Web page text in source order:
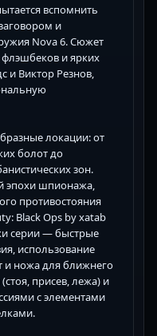
вспомнить
и
Nova 6. Сюжет
и ярких
и Виктор Резнов,
локации: от
болот до
зон.
эпохи шпионажа,
противостояния
Black Ops by xatab
серии — быстрые
использование
и ножа для ближнего
присев, лежа) и
с элементами